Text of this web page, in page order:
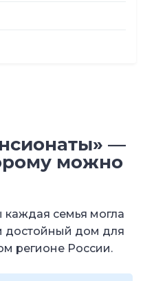
—
можно
семья могла
достойный дом для
регионе России.